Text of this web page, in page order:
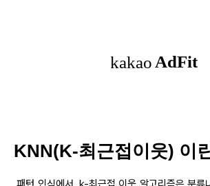
KNN(K-최근접이웃) 이